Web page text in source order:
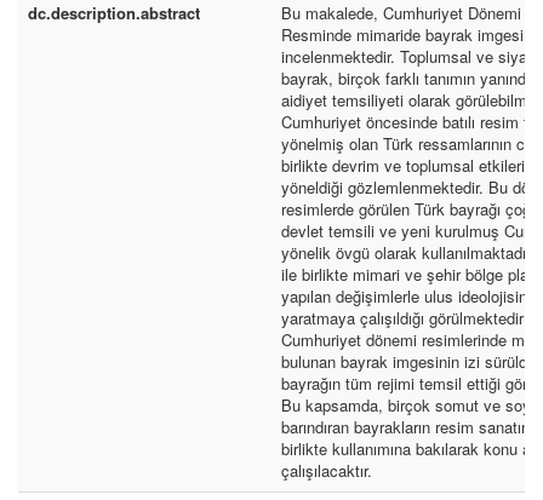
dc.description.abstract
Bu makalede, Cumhuriyet Dönemi
Resminde mimaride bayrak imgesi
incelenmektedir. Toplumsal ve
bayrak, birçok farklı tanımın
aidiyet temsiliyeti olarak
Cumhuriyet öncesinde batılı resim
yönelmiş olan Türk ressamlarının
birlikte devrim ve toplumsal etkilerini
yöneldiği gözlemlenmektedir. Bu
resimlerde görülen Türk bayrağı
devlet temsili ve yeni kurulmuş
yönelik övgü olarak kullanılmaktadır.
ile birlikte mimari ve şehir bölge
yapılan değişimlerle ulus
yaratmaya çalışıldığı görülmektedir
Cumhuriyet dönemi resimlerinde
bulunan bayrak imgesinin izi
bayrağın tüm rejimi temsil ettiği
Bu kapsamda, birçok somut ve
barındıran bayrakların resim
birlikte kullanımına bakılarak konu
çalışılacaktır.